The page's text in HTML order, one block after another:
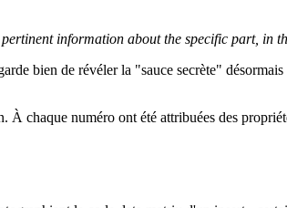
information about the specific part, in
bien de révéler la "sauce secrète"
chaque numéro ont été attribuées des